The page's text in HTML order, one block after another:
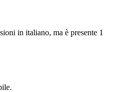
in italiano, ma è presente 1